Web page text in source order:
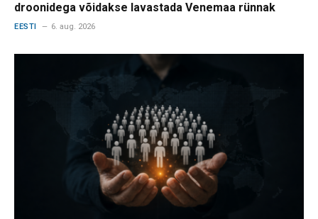
droonidega võidakse lavastada Venemaa rünnak
EESTI 6. aug. 2026